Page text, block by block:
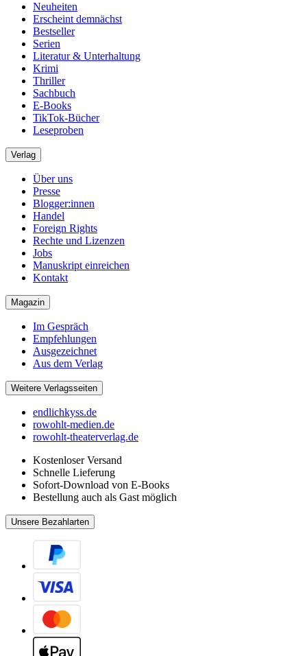
Neuheiten
Erscheint demnächst
Bestseller
Serien
Literatur & Unterhaltung
Krimi
Thriller
Sachbuch
E-Books
TikTok-Bücher
Leseproben
Verlag
Über uns
Presse
Blogger:innen
Handel
Foreign Rights
Rechte und Lizenzen
Jobs
Manuskript einreichen
Kontakt
Magazin
Im Gespräch
Empfehlungen
Ausgezeichnet
Aus dem Verlag
Weitere Verlagsseiten
endlichkyss.de
rowohlt-medien.de
rowohlt-theaterverlag.de
Kostenloser Versand
Schnelle Lieferung
Sofort-Download von E-Books
Bestellung auch als Gast möglich
Unsere Bezahlarten